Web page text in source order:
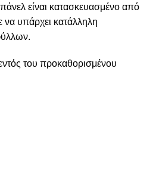
είναι κατασκευασμένο από
να υπάρχει κατάλληλη
του προκαθορισμένου